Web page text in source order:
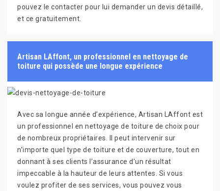
pouvez le contacter pour lui demander un devis détaillé,
et ce gratuitement.
Artisan LAffont, un professionnel en nettoyage de
toiture qui possède une longue expérience
Avec sa longue année d’expérience, Artisan LAffont est
un professionnel en nettoyage de toiture de choix pour
de nombreux propriétaires. Il peut intervenir sur
n’importe quel type de toiture et de couverture, tout en
donnant à ses clients l’assurance d’un résultat
impeccable à la hauteur de leurs attentes. Si vous
voulez profiter de ses services, vous pouvez vous